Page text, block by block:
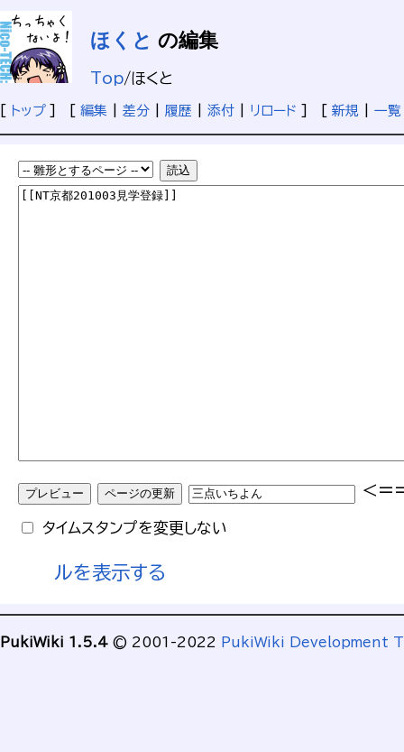
ほくと の編集
Top/ほくと
トップ] [ 編集 差分 履歴 添付 リロード 新規 一覧
タイムスタンプを変更しない
ルを表示する
PukiWiki 1.5.4 © 2001-2022 PukiWiki Development